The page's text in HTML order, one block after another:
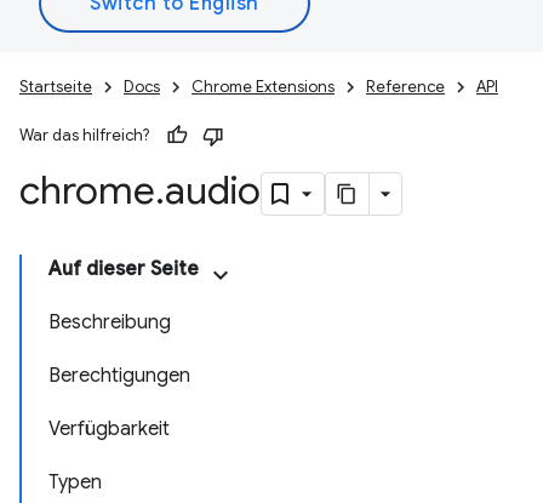
Startseite Docs Chrome Extensions Reference API
War das hilfreich?
chrome.audio
Auf dieser Seite
Beschreibung
Berechtigungen
Verfügbarkeit
Typen